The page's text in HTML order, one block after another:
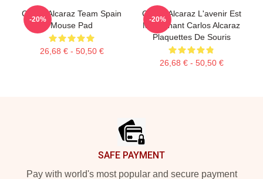
Carlos Alcaraz Team Spain
Mouse Pad
26,68 € - 50,50 €
-20%
Carlos Alcaraz L'avenir Est
Maintenant Carlos Alcaraz
Plaquettes De Souris
26,68 € - 50,50 €
-20%
SAFE PAYMENT
Pay with world's most popular and secure payment